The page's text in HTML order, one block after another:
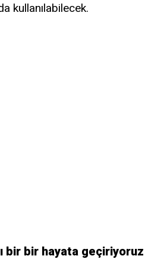
kullanılabilecek.
bir bir hayata geçiriyoruz